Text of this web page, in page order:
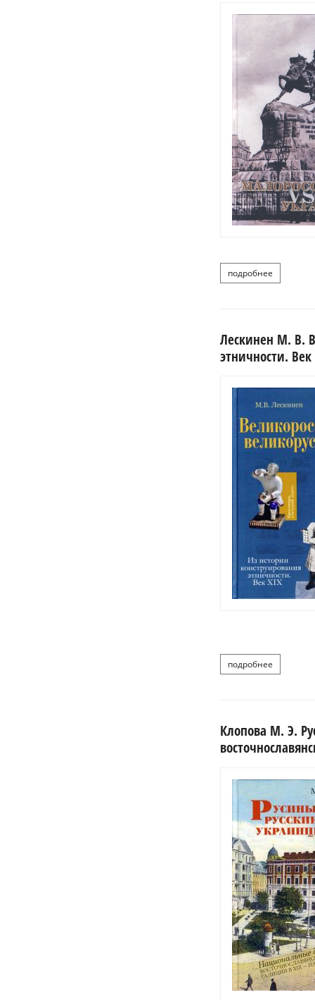
подробнее
Лескинен М. В.
этничности.
подробнее
Клопова М. Э.